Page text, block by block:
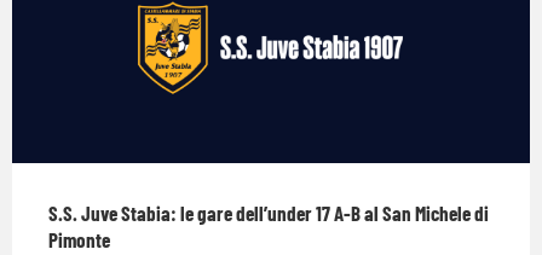
S.S. Juve Stabia: le gare dell’under 17 A-B al San Michele di
Pimonte